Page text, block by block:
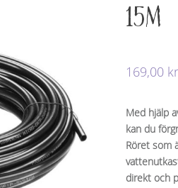
15M
169,00 kr
Med hjälp
kan du
Röret som
direkt och